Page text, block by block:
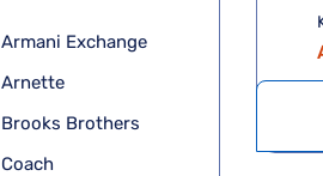
Armani Exchange
Arnette
Brooks Brothers
Coach